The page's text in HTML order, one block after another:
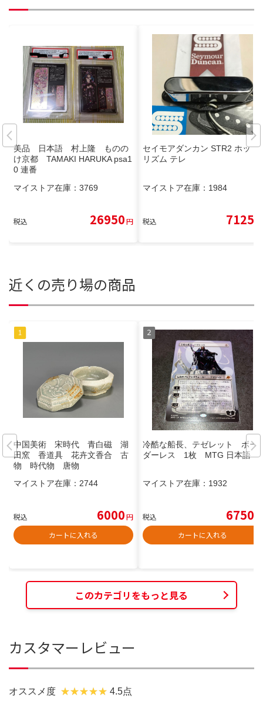
美品 日本語 村上隆 ものの
け京都 TAMAKI HARUKA psa1
0 連番
マイストア在庫： 3769
税込 26950円
セイモアダンカン STR2 ホット
リズム テレ
マイストア在庫： 1984
税込 7125
近くの売り場の商品
中国美術 宋時代 青白磁 湖
田窯 香道具 花卉文香合 古
物 時代物 唐物
マイストア在庫： 2744
税込 6000円
カートに入れる
冷酷な船長、テゼレット ボー
ダーレス 1枚 MTG 日本語
マイストア在庫： 1932
税込 6750
カートに入れる
このカテゴリをもっと見る
カスタマーレビュー
オススメ度 4.5点